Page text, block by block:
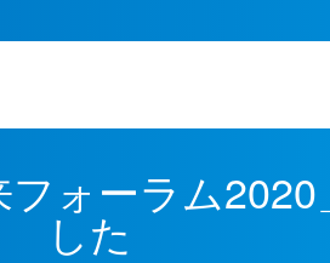
ォーラム
した